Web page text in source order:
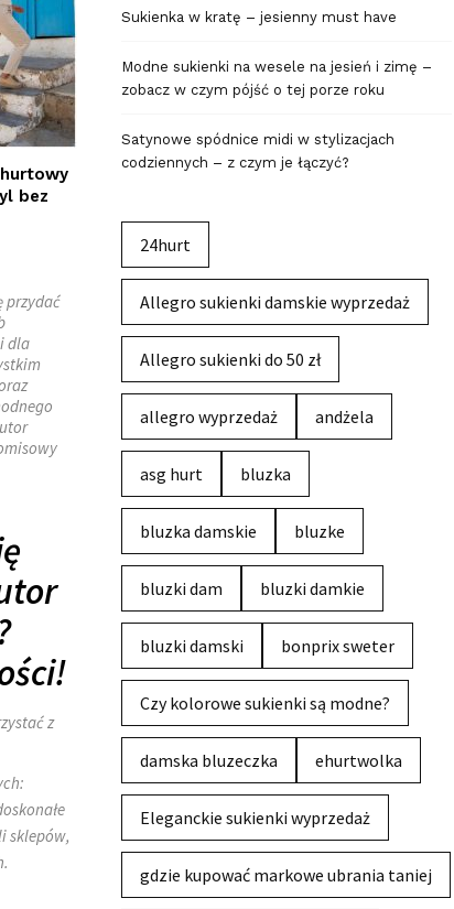
bez
przydać
dla
z
sklepów,
Sukienka w kratę – jesienny must have
Modne sukienki na wesele na jesień i zimę –
zobacz w czym pójść o tej porze roku
Satynowe spódnice midi w stylizacjach
codziennych – z czym je łączyć?
24hurt
Allegro sukienki damskie wyprzedaż
Allegro sukienki do 50 zł
allegro wyprzedaż andżela
asg hurt bluzka
bluzka damskie bluzke
bluzki dam bluzki damkie
bluzki damski bonprix sweter
Czy kolorowe sukienki są modne?
damska bluzeczka ehurtwolka
Eleganckie sukienki wyprzedaż
gdzie kupować markowe ubrania taniej